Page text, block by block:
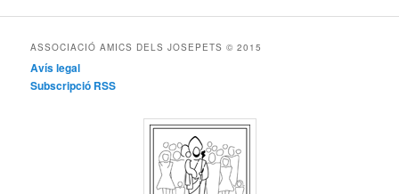
ASSOCIACIÓ AMICS DELS JOSEPETS © 2015
Avís legal
Subscripció RSS